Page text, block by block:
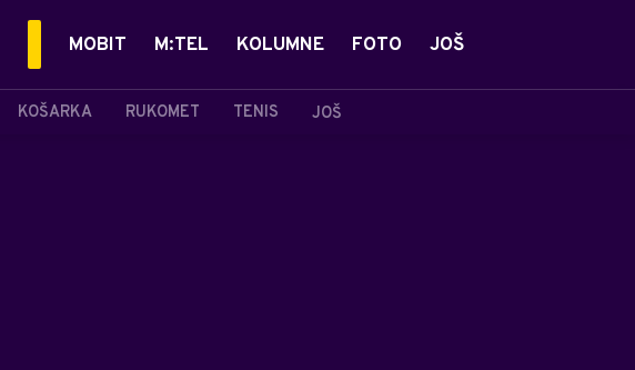
KOŠARKA RUKOMET TENIS JOŠ
MOBIT M:TEL KOLUMNE FOTO JOŠ